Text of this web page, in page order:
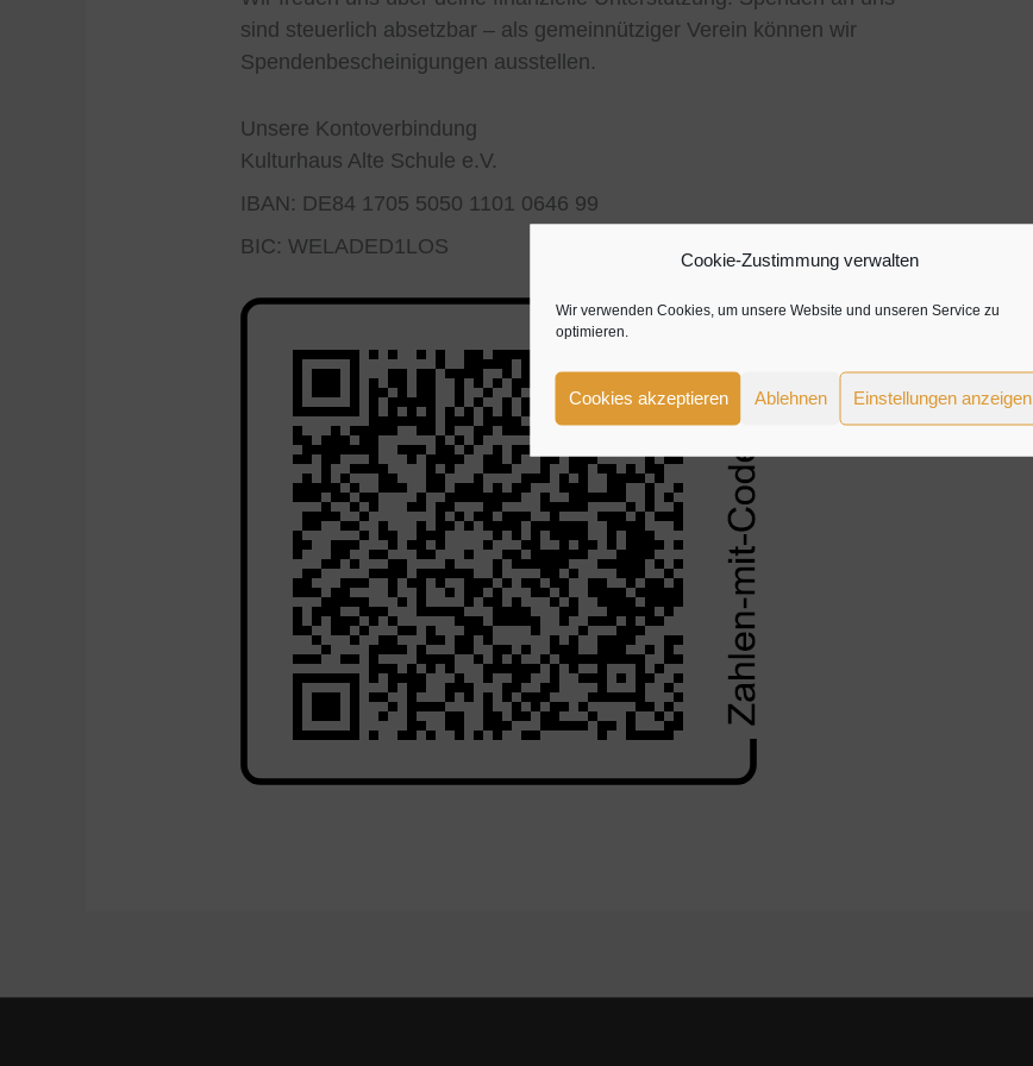
Cookie-Zustimmung verwalten
Wir verwenden Cookies, um unsere Website und unseren Service zu
optimieren.
Cookies akzeptieren Ablehnen Einstellungen anzeigen
sind steuerlich absetzbar – als gemeinnütziger Verein können wir
Spendenbescheinigungen ausstellen.
Unsere Kontoverbindung
Kulturhaus Alte Schule e.V.
IBAN: DE84 1705 5050 1101 0646 99
BIC: WELADED1LOS